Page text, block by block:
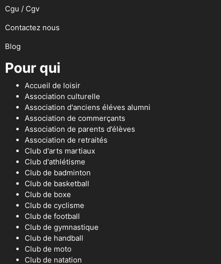
Cgu / Cgv
Contactez nous
Blog
Pour qui
Accueil de loisir
Association culturelle
Association d'anciens éléves alumni
Association de commerçants
Association de parents d’élèves
Association de retraités
Club d'arts martiaux
Club d'athlétisme
Club de badminton
Club de basketball
Club de boxe
Club de cyclisme
Club de football
Club de gymnastique
Club de handball
Club de moto
Club de natation